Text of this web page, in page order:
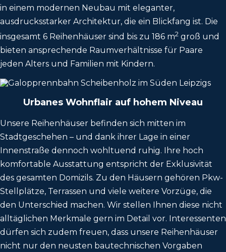
in einem modernen Neubau mit eleganter,
ausdrucksstarker Architektur, die ein Blickfang ist. Die
insgesamt 6 Reihenhäuser sind bis zu 186 m2 groß und
bieten ansprechende Raumverhältnisse für Paare
jeden Alters und Familien mit Kindern.
Urbanes Wohnflair auf hohem Niveau
Unsere Reihenhäuser befinden sich mitten im
Stadtgeschehen – und dank ihrer Lage in einer
Innenstraße dennoch wohltuend ruhig. Ihre hoch
komfortable Ausstattung entspricht der Exklusivität
des gesamten Domizils. Zu den Häusern gehören Pkw-
Stellplätze, Terrassen und viele weitere Vorzüge, die
den Unterschied machen. Wir stellen Ihnen diese nicht
alltäglichen Merkmale gern im Detail vor. Interessenten
dürfen sich zudem freuen, dass unsere Reihenhäuser
nicht nur den neusten bautechnischen Vorgaben